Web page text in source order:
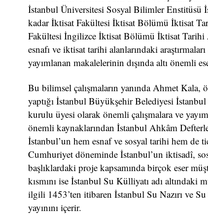
İstanbul Üniversitesi Sosyal Bilimler Enstitüsü
kadar İktisat Fakültesi İktisat Bölümü İktisat
Fakültesi İngilizce İktisat Bölümü İktisat Tarihi
esnafı ve iktisat tarihi alanlarındaki
yayımlanan makalelerinin dışında altı önemli
Bu bilimsel çalışmaların yanında Ahmet
yaptığı İstanbul Büyükşehir Belediyesi
kurulu üyesi olarak önemli çalışmalara ve
önemli kaynaklarından İstanbul Ahkâm
İstanbul’un hem esnaf ve sosyal tarihi hem de
Cumhuriyet döneminde İstanbul’un iktisadî,
başlıklardaki proje kapsamında birçok eser
kısmını ise İstanbul Su Külliyatı adı altındaki
ilgili 1453’ten itibaren İstanbul Su Nazırı ve
yayınını içerir.